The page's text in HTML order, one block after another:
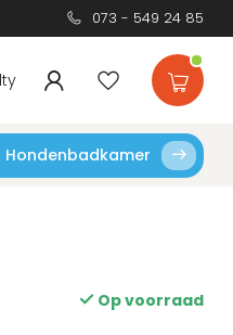
073 - 549 24 85
Hondenbadkamer
Op voorraad